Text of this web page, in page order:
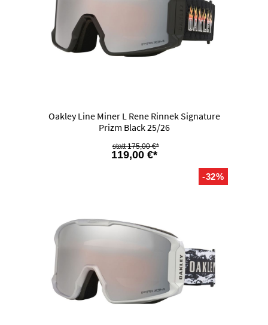
Oakley Line Miner L Rene Rinnek Signature
Prizm Black 25/26
119,00 €*
175,00 €*
-32%